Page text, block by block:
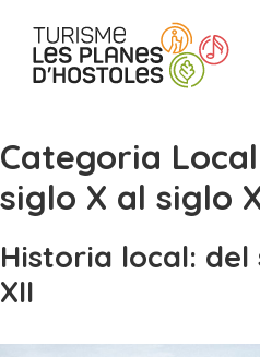
contenido
Categoria
siglo X al siglo
Historia local: del
XII